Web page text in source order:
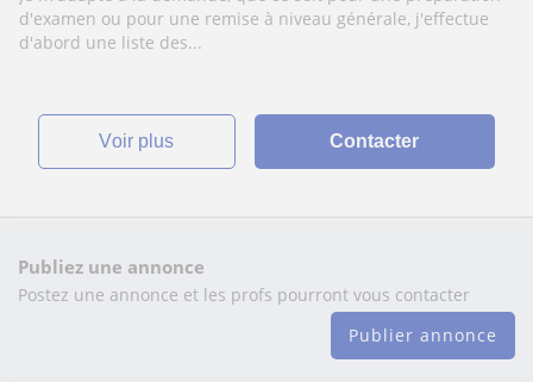
d'examen ou pour une remise à niveau générale, j'effectue
d'abord une liste des...
voir plus Contacter
Publiez une annonce
Postez une annonce et les profs pourront vous contacter
Publier annonce